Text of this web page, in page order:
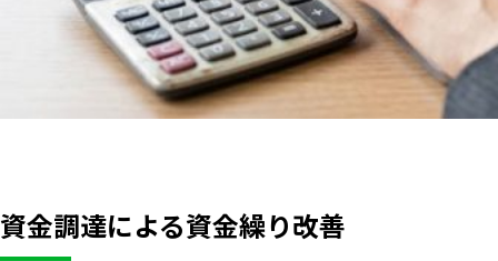
資金調達による資金繰り改善